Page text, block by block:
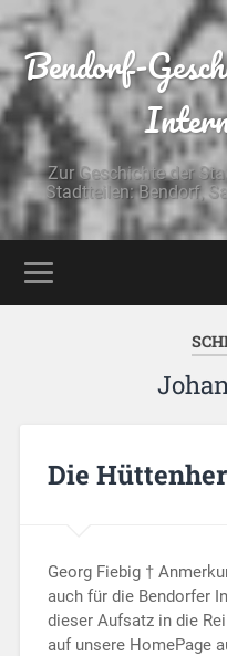
Bendorf-
Zur Geschichte der
Stadtteilen: Bendorf,
Die
Georg Fiebig †
auch für die Bendorfer
dieser Aufsatz in die
auf unsere HomePage